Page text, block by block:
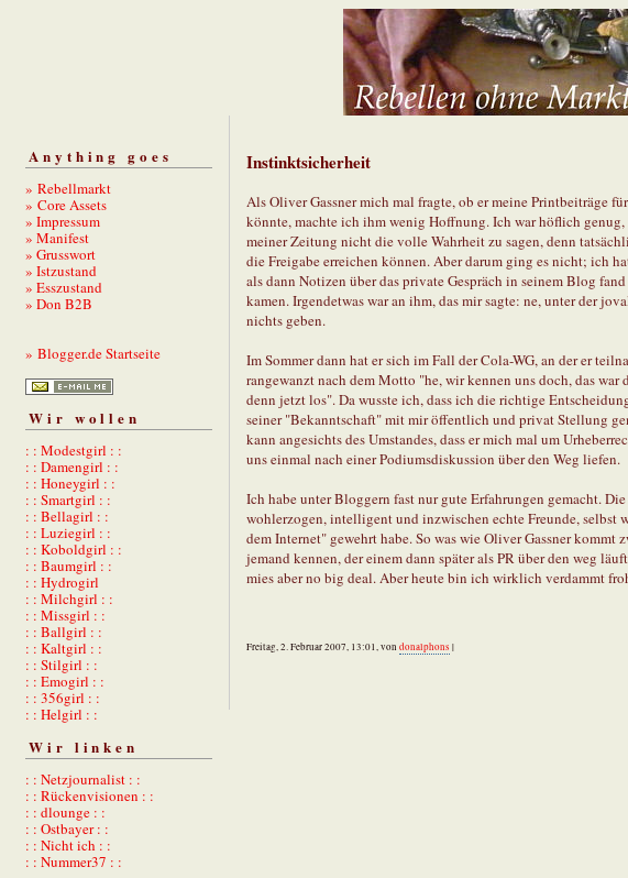
Anything goes
» Rebellmarkt
» Core Assets
» Impressum
» Manifest
» Grusswort
» Istzustand
» Esszustand
» Don B2B
» Blogger.de Startseite
Wir wollen
: : Modestgirl : :
: : Damengirl : :
: : Honeygirl : :
: : Smartgirl : :
: : Bellagirl : :
: : Luziegirl : :
: : Koboldgirl : :
: : Baumgirl : :
: : Hydrogirl
: : Milchgirl : :
: : Missgirl : :
: : Ballgirl : :
: : Kaltgirl : :
: : Stilgirl : :
: : Emogirl : :
: : 356girl : :
: : Helgirl : :
Wir linken
: : Netzjournalist : :
: : Rückenvisionen : :
: : dlounge : :
: : Ostbayer : :
: : Nicht ich : :
: : Nummer37 : :
Instinktsicherheit
Als Oliver Gassner mich mal fragte, ob er meine Printbeiträge
könnte, machte ich ihm wenig Hoffnung. Ich war höflich
meiner Zeitung nicht die volle Wahrheit zu sagen, denn
die Freigabe erreichen können. Aber darum ging es nicht; ich
als dann Notizen über das private Gespräch in seinem Blog
kamen. Irgendetwas war an ihm, das mir sagte: ne, unter der
nichts geben.
Im Sommer dann hat er sich im Fall der Cola-WG, an der er
rangewanzt nach dem Motto "he, wir kennen uns doch, das war
denn jetzt los". Da wusste ich, dass ich die richtige
seiner "Bekanntschaft" mit mir öffentlich und privat Stellung
kann angesichts des Umstandes, dass er mich mal um
uns einmal nach einer Podiumsdiskussion über den Weg liefen.
Ich habe unter Bloggern fast nur gute Erfahrungen gemacht.
wohlerzogen, intelligent und inzwischen echte Freunde, selbst
dem Internet" gewehrt habe. So was wie Oliver Gassner kommt
jemand kennen, der einem dann später als PR über den weg
mies aber no big deal. Aber heute bin ich wirklich verdammt
Freitag, 2. Februar 2007, 13:01, von donalphons |